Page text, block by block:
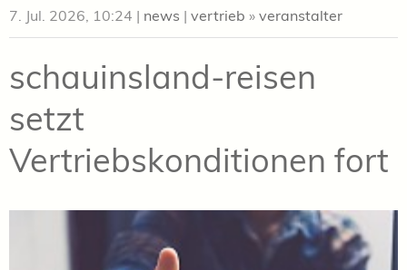
7. Jul. 2026, 10:24 | news | vertrieb » veranstalter
schauinsland-reisen
setzt
Vertriebskonditionen fort